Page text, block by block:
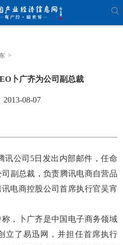
>
卜广齐为公司副总裁
2013-08-07
公司5日发出内部邮件，任命
副总裁，负责腾讯电商自营品
电商控股公司首席执行官吴宵
卜广齐是中国电子商务领域
立了易迅网，并担任首席执行